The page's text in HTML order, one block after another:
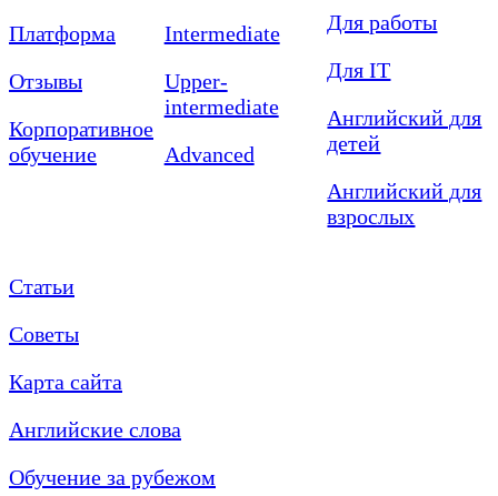
Платформа
Отзывы
Корпоративное
обучение
Intermediate
Upper-
intermediate
Advanced
Для работы
Для IT
Английский для
детей
Английский для
взрослых
Статьи
Советы
Карта сайта
Английские слова
Обучение за рубежом